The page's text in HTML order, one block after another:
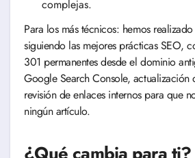
complejas.
Para los más técnicos: hemos
siguiendo las mejores prácticas SEO,
301 permanentes desde el dominio
Google Search Console, actualización
revisión de enlaces internos para que
ningún artículo.